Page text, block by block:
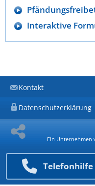
Telefon­hilfe
Interaktive
Kontakt
Datenschutzerklärung
Ein Unternehmen